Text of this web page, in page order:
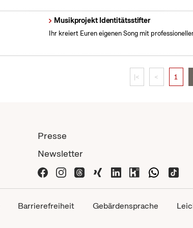
Musikprojekt Identitätsstifter
Ihr kreiert Euren eigenen Song mit
|< < 1
Presse
Newsletter
Barrierefreiheit Gebärdensprache